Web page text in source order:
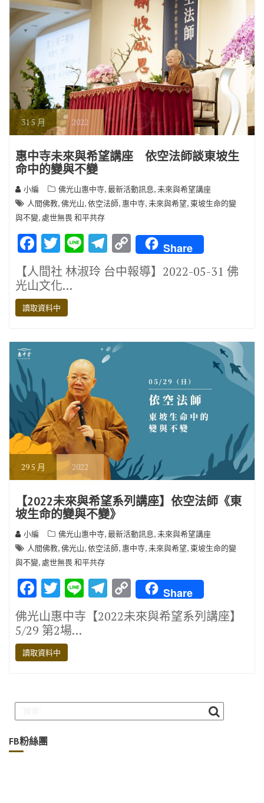
315 月 2022
惠中寺未來與希望講座 依空法師談東坡生
命中的變與不變
小編 佛光山惠中寺,最新活動訊息,未來與希望講座
人間佛教,佛光山,依空法師, 惠中寺,未來與希望,東坡生命的變
與不變, 處世無畏 和平共存
F
ac
e
b
o
o
T
w
it
te
r
Li
n
e
T
el
e
m
C
o
p
n
Share
【人間社 林淑玲 台中報導】2022-05-31 佛
光山文化…
讀取資料中
295 月 2022
【2022未來與希望系列講座】依空法師《東
坡生命的變與不變》
小編 佛光山惠中寺,最新活動訊息,未來與希望講座
人間佛教,佛光山,依空法師, 惠中寺,未來與希望,東坡生命的變
與不變, 處世無畏 和平共存
F
ac
e
b
o
k
T
w
it
te
r
Li
n
e
T
el
e
C
o
p
k
Share
佛光山惠中寺【2022未來與希望系列講座】
5/29 第2場…
讀取資料中
FB粉絲團